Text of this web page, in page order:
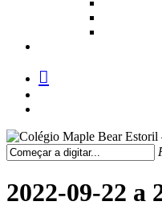
facebook
instagram
medium
Pesquisa
2022-09-22 a